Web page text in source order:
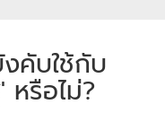
คับใช้กับ
หรือไม่?